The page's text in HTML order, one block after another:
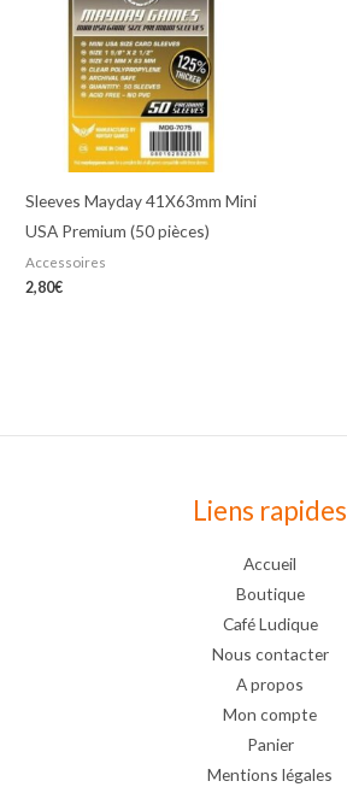
Sleeves Mayday 41X63mm Mini
USA Premium (50 pièces)
Accessoires
2,80€
Liens rapides
Accueil
Boutique
Café Ludique
Nous contacter
A propos
Mon compte
Panier
Mentions légales